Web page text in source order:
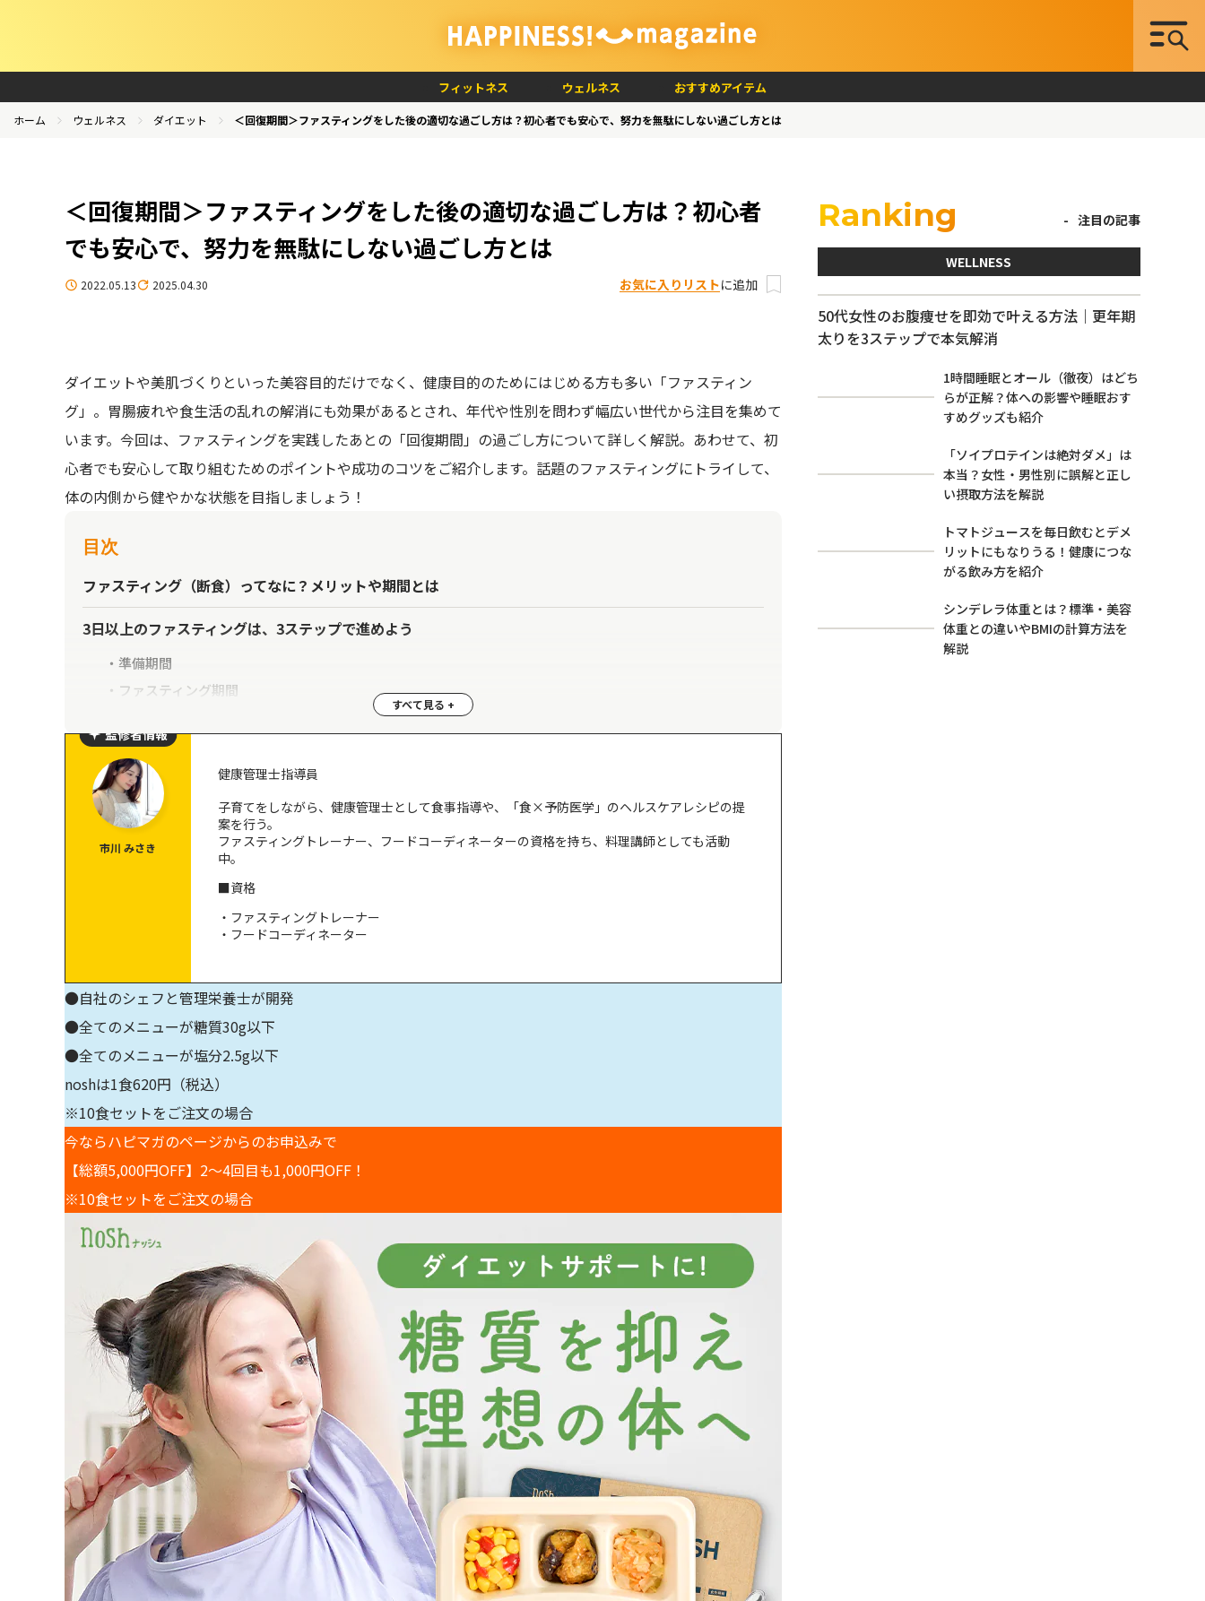
フィットネス ウェルネス おすすめアイテム
ホーム ウェルネス ダイエット ＜回復期間＞ファスティングをした後の適切な過ごし方は？初心者でも安心で、努力を無駄にしない過ごし方とは
＜回復期間＞ファスティングをした後の適切な過ごし方は？初心者
でも安心で、努力を無駄にしない過ごし方とは
2022.05.13 2025.04.30 お気に入りリストに追加
ダイエットや美肌づくりといった美容目的だけでなく、健康目的のためにはじめる方も多い「ファスティン
グ」。胃腸疲れや食生活の乱れの解消にも効果があるとされ、年代や性別を問わず幅広い世代から注目を集めて
います。今回は、ファスティングを実践したあとの「回復期間」の過ごし方について詳しく解説。あわせて、初
心者でも安心して取り組むためのポイントや成功のコツをご紹介します。話題のファスティングにトライして、
体の内側から健やかな状態を目指しましょう！
目次
ファスティング（断食）ってなに？メリットや期間とは
3日以上のファスティングは、3ステップで進めよう
準備期間
ファスティング期間
なぜ回復期間が必要なの？
断食で休息していた胃腸への負担を抑える
リバウンド予防
ファスティング後の注意点！回復期間にはなにを食べるべき？
回復期間になるべく避けたい食材
回復期間について理解し、正しくファスティングを楽しもう！
監修者情報
市川 みさき
健康管理士指導員
子育てをしながら、健康管理士として食事指導や、「食×予防医学」のヘルスケアレシピの提
案を行う。
ファスティングトレーナー、フードコーディネーターの資格を持ち、料理講師としても活動
中。
■資格
・ファスティングトレーナー
・フードコーディネーター
●自社のシェフと管理栄養士が開発
●全てのメニューが糖質30g以下
●全てのメニューが塩分2.5g以下
noshは1食620円（税込）
※10食セットをご注文の場合
今ならハピマガのページからのお申込みで
【総額5,000円OFF】2〜4回目も1,000円OFF！
※10食セットをご注文の場合
Ranking 注目の記事
WELLNESS
50代女性のお腹痩せを即効で叶える方法｜更年期
太りを3ステップで本気解消
1時間睡眠とオール（徹夜）はどち
らが正解？体への影響や睡眠おす
すめグッズも紹介
「ソイプロテインは絶対ダメ」は
本当？女性・男性別に誤解と正し
い摂取方法を解説
トマトジュースを毎日飲むとデメ
リットにもなりうる！健康につな
がる飲み方を紹介
シンデレラ体重とは？標準・美容
体重との違いやBMIの計算方法を
解説